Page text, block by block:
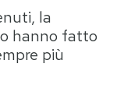
Idee
la
hanno fatto
più